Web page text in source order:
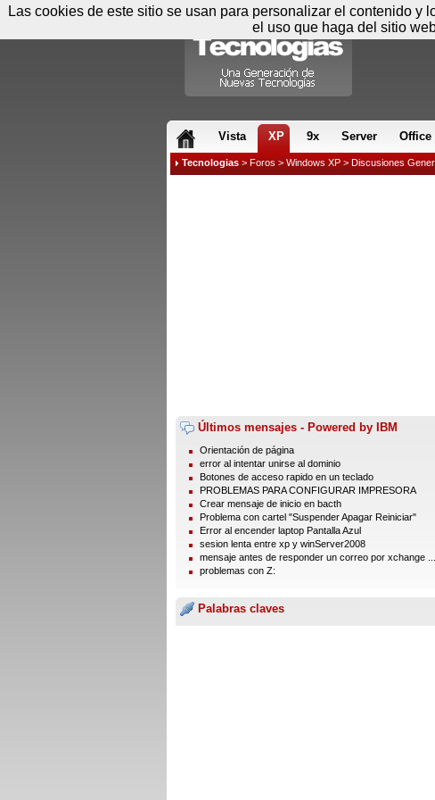
Vista XP 9x Server Office
Tecnologias > Foros > Windows XP > Discusiones
Últimos mensajes - Powered by IBM
Orientación de página
error al intentar unirse al dominio
Botones de acceso rapido en un teclado
PROBLEMAS PARA CONFIGURAR IMPRESORA
Crear mensaje de inicio en bacth
Problema con cartel "Suspender Apagar Reiniciar"
Error al encender laptop Pantalla Azul
sesion lenta entre xp y winServer2008
mensaje antes de responder un correo por xchange ...
problemas con Z:
Palabras claves
Las cookies de este sitio se usan para personalizar el contenido
el uso que haga del sitio